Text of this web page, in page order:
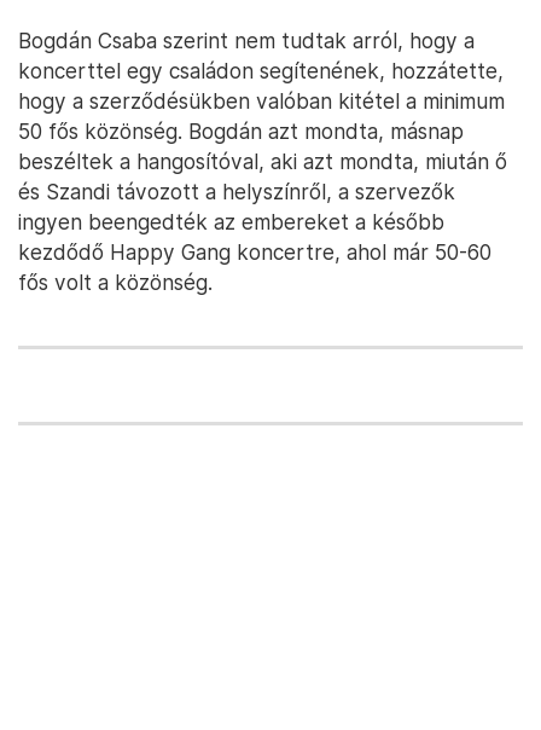
Bogdán Csaba szerint nem tudtak arról, hogy a
koncerttel egy családon segítenének, hozzátette,
hogy a szerződésükben valóban kitétel a minimum
50 fős közönség. Bogdán azt mondta, másnap
beszéltek a hangosítóval, aki azt mondta, miután ő
és Szandi távozott a helyszínről, a szervezők
ingyen beengedték az embereket a később
kezdődő Happy Gang koncertre, ahol már 50-60
fős volt a közönség.